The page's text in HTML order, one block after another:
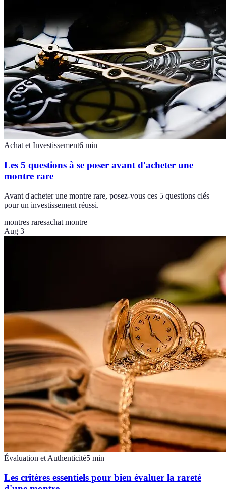
Achat et Investissement6 min
Les 5 questions à se poser avant d'acheter une
montre rare
Avant d'acheter une montre rare, posez-vous ces 5 questions clés
pour un investissement réussi.
montres raresachat montre
Aug 3
Évaluation et Authenticité5 min
Les critères essentiels pour bien évaluer la rareté